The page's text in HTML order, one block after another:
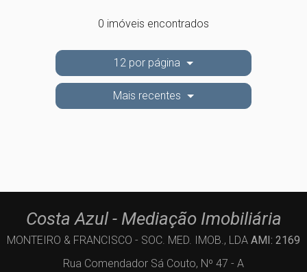
0 imóveis encontrados
12 por página
Mais recentes
Costa Azul - Mediação Imobiliária
MONTEIRO & FRANCISCO - SOC. MED. IMOB., LDA AMI: 2169
Rua Comendador Sá Couto, Nº 47 - A